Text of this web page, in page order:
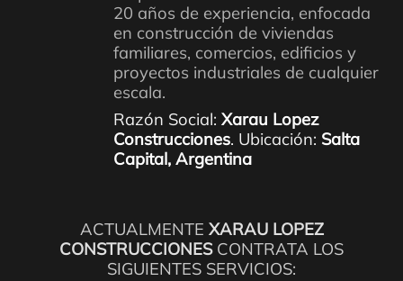
20 años de experiencia, enfocada
en construcción de viviendas
familiares, comercios, edificios y
proyectos industriales de cualquier
escala.
Razón Social: Xarau Lopez
Construcciones. Ubicación: Salta
Capital, Argentina
ACTUALMENTE XARAU LOPEZ
CONSTRUCCIONESCONTRATA LOS
SIGUIENTES SERVICIOS: